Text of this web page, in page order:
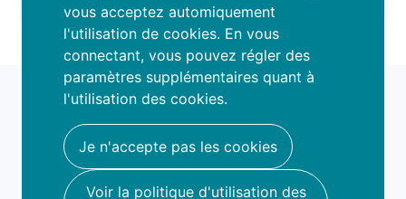
vous acceptez automiquement
l'utilisation de cookies. En vous
connectant, vous pouvez régler des
paramètres supplémentaires quant à
l'utilisation des cookies.
Je n'accepte pas les cookies
Voir la politique d'utilisation des
famio
hello@famio.be
A propos